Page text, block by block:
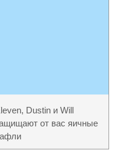
Dustin и Will
от вас яичные